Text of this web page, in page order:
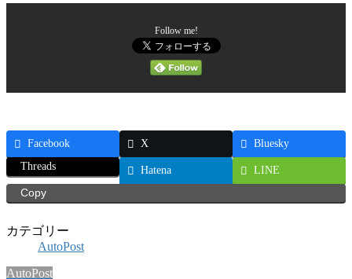
Follow me!
Facebook X
Bluesky
Threads
Hatena
LINE
Copy
カテゴリー
AutoPost
AutoPost